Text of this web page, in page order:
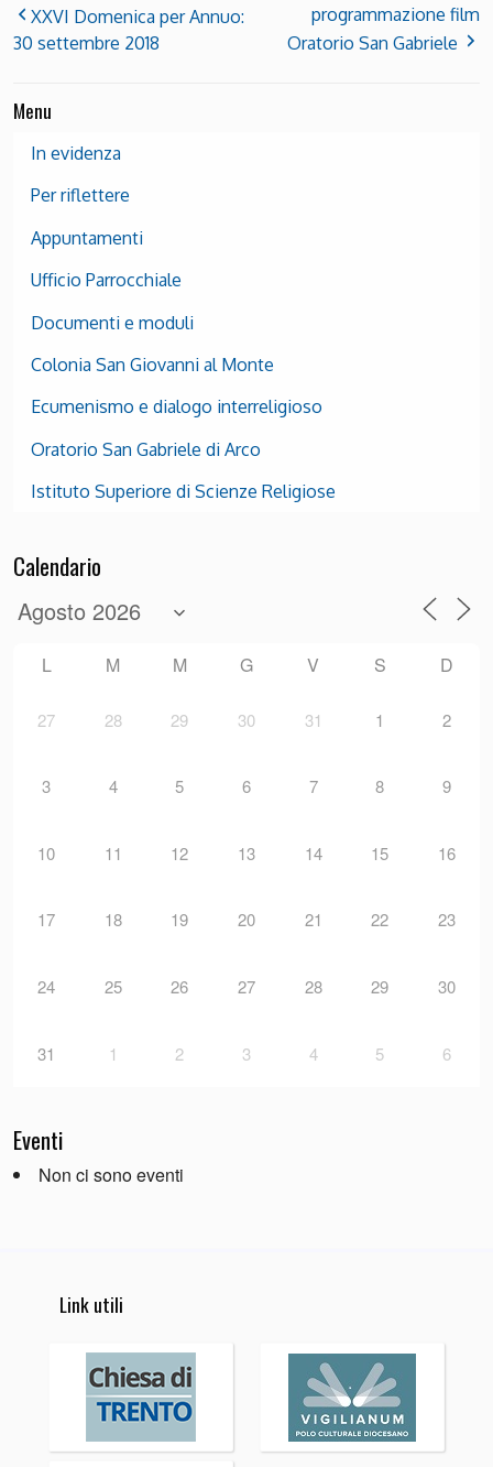
XXVI Domenica per Annuo:
30 settembre 2018
programmazione film
Oratorio San Gabriele
Menu
In evidenza
Per riflettere
Appuntamenti
Ufficio Parrocchiale
Documenti e moduli
Colonia San Giovanni al Monte
Ecumenismo e dialogo interreligioso
Oratorio San Gabriele di Arco
Istituto Superiore di Scienze Religiose
Calendario
L M M G V S D
27 28 29 30 31 1 2
3 4 5 6 7 8 9
10 11 12 13 14 15 16
17 18 19 20 21 22 23
24 25 26 27 28 29 30
31 1 2 3 4 5 6
Eventi
Non ci sono eventi
Link utili